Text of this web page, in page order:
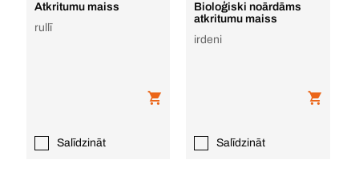
Atkritumu maiss
rullī
Salīdzināt
Bioloģiski noārdāms
atkritumu maiss
irdeni
Salīdzināt